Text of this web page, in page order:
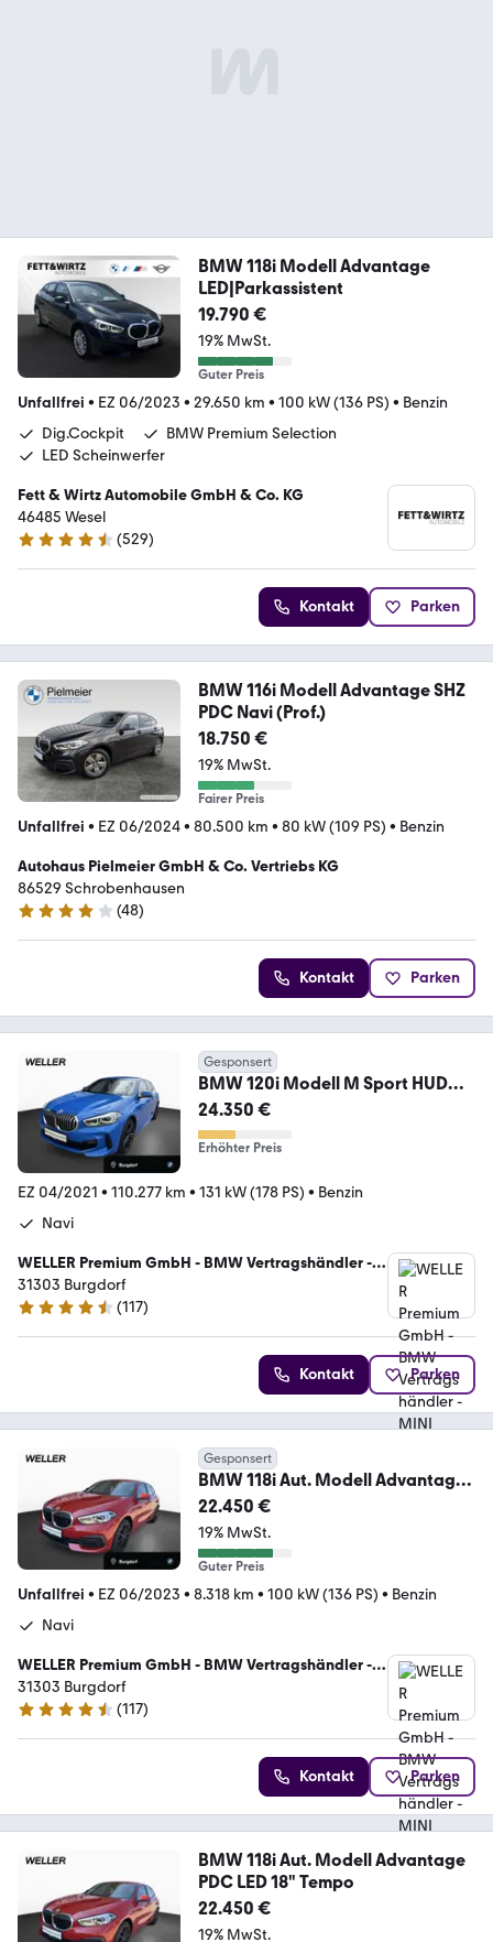
BMW 118i Modell Advantage
LED|Parkassistent
19.790 €
19% MwSt.
Guter Preis
Unfallfrei • EZ 06/2023 • 29.650 km • 100 kW (136 PS) • Benzin
Dig.Cockpit
BMW Premium Selection
LED Scheinwerfer
Fett & Wirtz Automobile GmbH & Co. KG
46485 Wesel
4.5 Sterne
(529)
Kontakt Parken
BMW 116i Modell Advantage SHZ
PDC Navi (Prof.)
18.750 €
19% MwSt.
Fairer Preis
Unfallfrei • EZ 06/2024• 80.500 km • 80 kW (109 PS) • Benzin
Autohaus Pielmeier GmbH & Co. Vertriebs KG
86529 Schrobenhausen
4.1 Sterne
(48)
Kontakt Parken
Gesponsert
BMW 120i Modell M Sport HUD
RFK LED Wireless HiFi
24.350 €
Erhöhter Preis
EZ 04/2021 • 110.277 km • 131 kW (178 PS) • Benzin
Navi
WELLER Premium GmbH - BMW Vertragshändler -
MINI Servicebetrieb
31303 Burgdorf
4.4 Sterne
(117)
Kontakt Parken
Gesponsert
BMW 118i Aut. Modell Advantage
PDC LED 18" Tempo
22.450 €
19% MwSt.
Guter Preis
Unfallfrei • EZ 06/2023 • 8.318 km • 100 kW (136 PS) • Benzin
Navi
WELLER Premium GmbH - BMW Vertragshändler -
MINI Servicebetrieb
31303 Burgdorf
4.4 Sterne
(117)
Kontakt Parken
BMW 118i Aut. Modell Advantage
PDC LED 18" Tempo
22.450 €
19% MwSt.